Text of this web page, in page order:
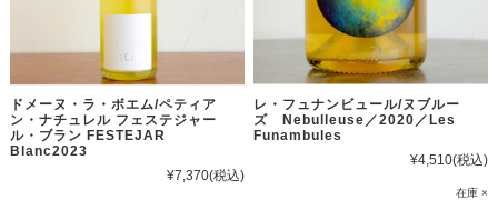
ドメーヌ・ラ・ボエム/ペティア
ン・ナチュレル フェステジャー
ル・ブラン FESTEJAR
Blanc2023
¥7,370(税込)
レ・フュナンビュール/ヌブルー
ズ Nebulleuse／2020／Les
Funambules
¥4,510(税込)
在庫 ×